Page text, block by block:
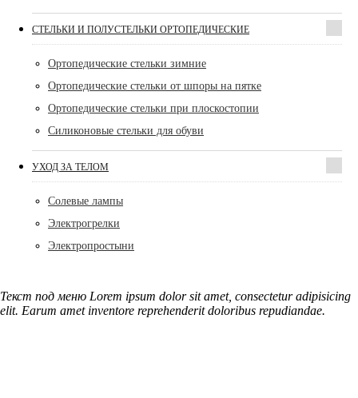
СТЕЛЬКИ И ПОЛУСТЕЛЬКИ ОРТОПЕДИЧЕСКИЕ
Ортопедические стельки зимние
Ортопедические стельки от шпоры на пятке
Ортопедические стельки при плоскостопии
Силиконовые стельки для обуви
УХОД ЗА ТЕЛОМ
Солевые лампы
Электрогрелки
Электропростыни
Текст под меню Lorem ipsum dolor sit amet, consectetur adipisicing
elit. Earum amet inventore reprehenderit doloribus repudiandae.